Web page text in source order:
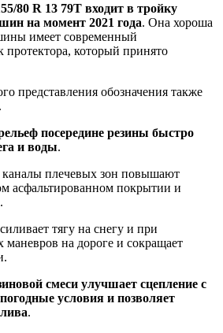
80 R 13 79T входит в тройку
на момент 2021 года. Она хороша
имеет современный
который принято
представления обозначения также
посередине резины быстро
и воды.
плечевых зон повышают
асфальтированном покрытии и
тягу на снегу и при
на дороге и сокращает
смеси улучшает сцепление с
условия и позволяет
.